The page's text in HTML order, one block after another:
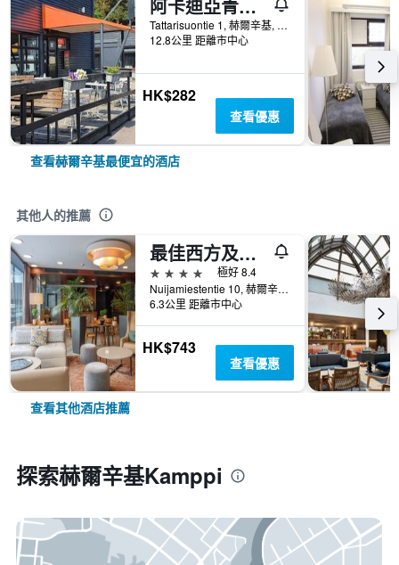
阿卡迪亞青年旅社酒店 - 東北區
Tattarisuontie 1, 赫爾辛基, Uusimaa, 芬蘭
12.8公里 距離市中心
HK$282
查看優惠
查看赫爾辛基最便宜的酒店
其他人的推薦
最佳西方及哈格酒店
4星級
極好 8.4
Nuijamiestentie 10, 赫爾辛基, Uusimaa, 芬蘭
6.3公里 距離市中心
HK$743
查看優惠
查看其他酒店推薦
探索赫爾辛基Kamppi